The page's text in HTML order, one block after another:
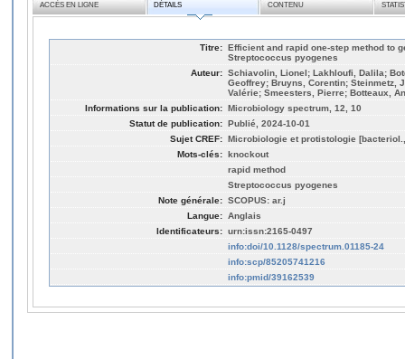
ACCÈS EN LIGNE DÉTAILS CONTENU
Titre: Efficient and rapid one-step method to
Streptococcus pyogenes
Auteur: Schiavolin, Lionel; Lakhloufi, Dalila;
Geoffrey; Bruyns, Corentin; Steinmetz,
Valérie; Smeesters, Pierre; Botteaux,
Informations sur la publication: Microbiology spectrum, 12, 10
Statut de publication: Publié, 2024-10-01
Sujet CREF: Microbiologie et protistologie
Mots-clés: knockout
rapid method
Streptococcus pyogenes
Note générale: SCOPUS: ar.j
Langue: Anglais
Identificateurs: urn:issn:2165-0497
info:doi/10.1128/spectrum.01185-24
info:scp/85205741216
info:pmid/39162539